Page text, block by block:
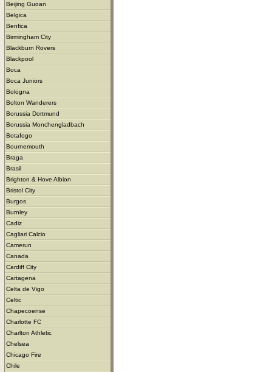
Beijing Guoan
Belgica
Benfica
Birmingham City
Blackburn Rovers
Blackpool
Boca
Boca Juniors
Bologna
Bolton Wanderers
Borussia Dortmund
Borussia Monchengladbach
Botafogo
Bournemouth
Braga
Brasil
Brighton & Hove Albion
Bristol City
Burgos
Burnley
Cadiz
Cagliari Calcio
Camerun
Canada
Cardiff City
Cartagena
Celta de Vigo
Celtic
Chapecoense
Charlotte FC
Charlton Athletic
Chelsea
Chicago Fire
Chile